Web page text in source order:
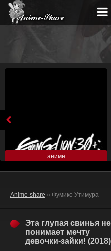
аниме
Anime-share » Фумико Утимура
Эта глупая свинья не
понимает мечту
девочки-зайки! (2018)